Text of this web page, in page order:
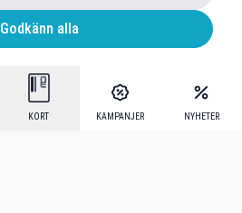
KORT KAMPANJER NYHETER
Godkänn alla